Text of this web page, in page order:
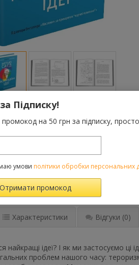
Характеристики Відгуки (0)
найкращі ідеї? І як ми застосуємо ці
проблем нашого часу:
Підписку!
на 50 грн за підписку,
умови політики обробки персональних